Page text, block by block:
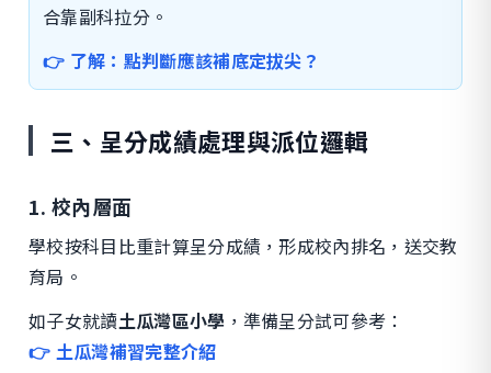
合靠副科拉分。
👉 了解：點判斷應該補底定拔尖？
三、呈分成績處理與派位邏輯
1. 校內層面
學校按科目比重計算呈分成績，形成校內排名，送交教
育局。
如子女就讀土瓜灣區小學 ，準備呈分試可參考：
👉 土瓜灣補習完整介紹